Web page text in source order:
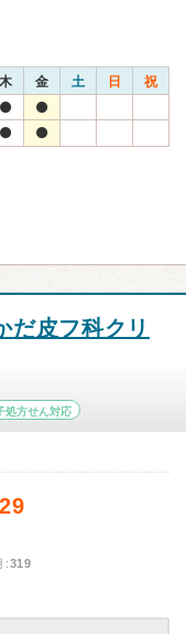
木 金 土 日 祝
だ皮フ科クリ
処方せん対応
:319